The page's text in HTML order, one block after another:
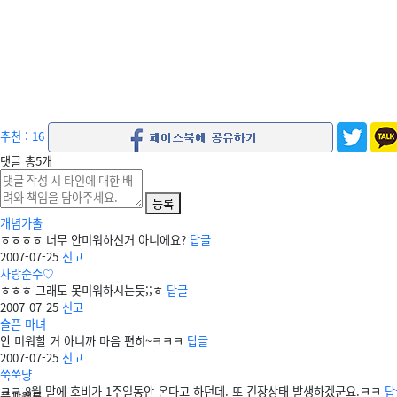
추천 : 16
댓글 총5개
등록
개념가출
ㅎㅎㅎㅎ 너무 안미워하신거 아니에요? 답글
2007-07-25 신고
사랑순수♡
ㅎㅎㅎ 그래도 못미워하시는듯;;ㅎ 답글
2007-07-25 신고
슬픈 마녀
안 미워할 거 아니까 마음 편히~ㅋㅋㅋ 답글
2007-07-25 신고
쑥쑥냥
ㅋㅋ 8월 말에 호비가 1주일동안 온다고 하던데. 또 긴장상태 발생하겠군요.ㅋㅋ